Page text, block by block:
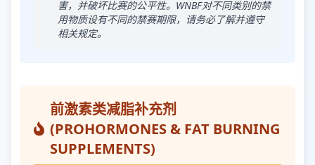
害，并破坏比赛的公平性。WNBF对不同类别的禁
用物质设有不同的禁赛期限，请务必了解并遵守
相关规定。
前激素类减脂补充剂
(PROHORMONES & FAT BURNING
SUPPLEMENTS)